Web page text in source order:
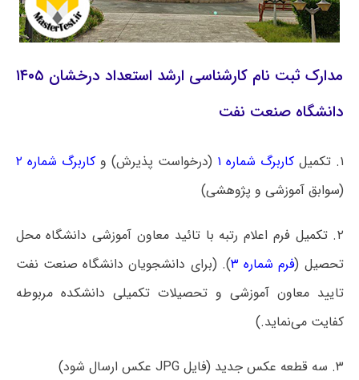
مدارک ثبت نام کارشناسی ارشد استعداد درخشان ۱۴۰۵
دانشگاه صنعت نفت
۱. تکمیل کاربرگ شماره ۱ (درخواست پذیرش) وکاربرگ شماره ۲
(سوابق آموزشی و پژوهشی)
۲. تکمیل فرم اعلام رتبه با تائید معاون آموزشی دانشگاه محل
تحصیل (فرم شماره ۳
). (برای دانشجویان دانشگاه صنعت نفت
تایید معاون آموزشی و تحصیلات تکمیلی دانشکده مربوطه
کفایت می‌نماید.)
۳. سه قطعه عکس جدید (فایل JPG عکس ارسال شود)